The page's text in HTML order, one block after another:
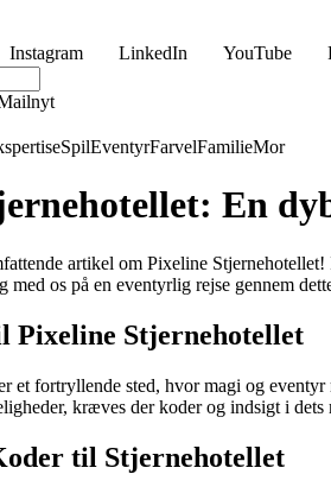
Instagram LinkedIn YouTube
SpilEventyrFarvelFamilieMor
En
artikel om Pixeline
med os på en eventyrlig rejse gennem
Stjernehotellet
et fortryllende sted, hvor magi og
kræves der koder og indsigt i dets
til Stjernehotellet